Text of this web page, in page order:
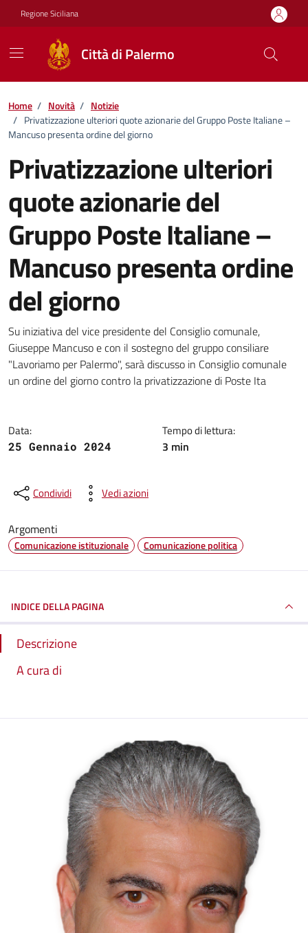
Vai ai contenuti
Vai al footer
Regione Siciliana
Città di Palermo
Home / Novità / Notizie
/ Privatizzazione ulteriori quote azionarie del Gruppo Poste Italiane –
Mancuso presenta ordine del giorno
Privatizzazione ulteriori
quote azionarie del
Gruppo Poste Italiane –
Mancuso presenta ordine
del giorno
Dettagli della notizia
Su iniziativa del vice presidente del Consiglio comunale,
Giuseppe Mancuso e con il sostegno del gruppo consiliare
"Lavoriamo per Palermo", sarà discusso in Consiglio comunale
un ordine del giorno contro la privatizzazione di Poste Ita
Data:
25 Gennaio 2024
Tempo di lettura:
3 min
Condividi Vedi azioni
Argomenti
Comunicazione istituzionale Comunicazione politica
INDICE DELLA PAGINA
Descrizione
A cura di